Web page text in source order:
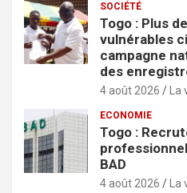
SOCIÉTÉ
Togo : Plus
vulnérables
campagne
des
4 août 2026 La
ECONOMIE
Togo :
BAD
4 août 2026 La